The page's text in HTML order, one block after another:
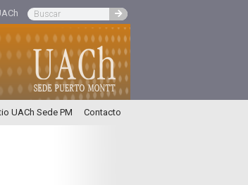
UACh Sede PM Contacto